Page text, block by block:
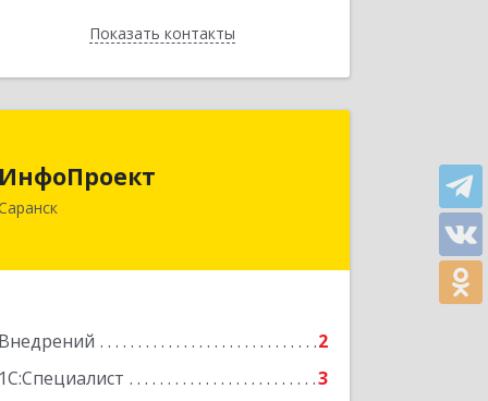
Показать контакты
Назад
ИнфоПроект
Внедрений
2
1С:Специалист
3
430030, Мордовия Респ, Саранск г,
Строительная ул, дом № 2А, оф.211
Подробнее